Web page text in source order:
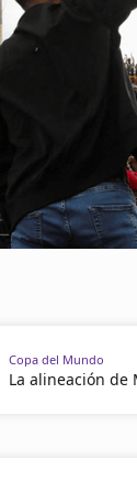
Copa del Mundo
La alineación de